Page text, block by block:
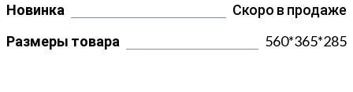
Новинка
Скоро в продаже
Размеры товара
560*365*285